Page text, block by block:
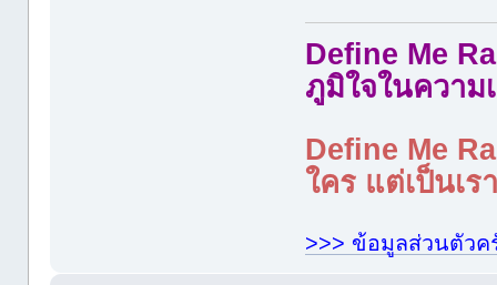
Define Me
ภูมิใจในความ
Define Me
ใคร แต่เป็นเ
>>> ข้อมูลส่วนตัวค